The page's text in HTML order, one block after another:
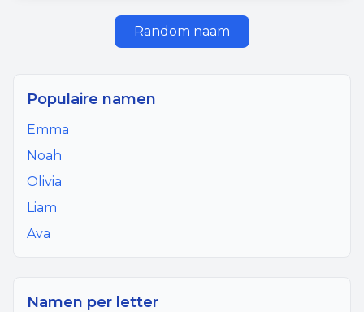
Random naam
Populaire namen
Emma
Noah
Olivia
Liam
Ava
Namen per letter